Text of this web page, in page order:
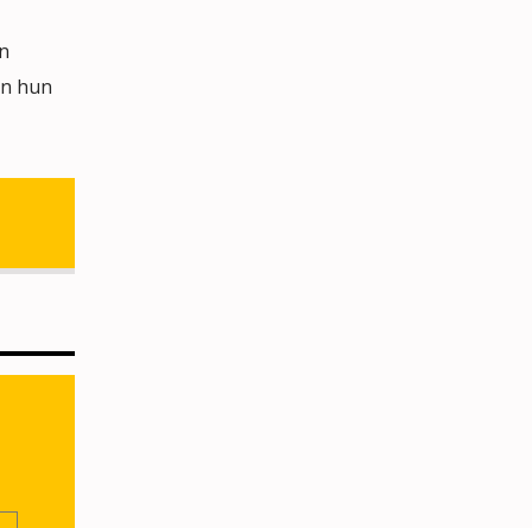
hun